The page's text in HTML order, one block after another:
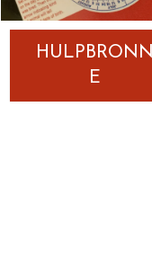
HULPBRONN
E